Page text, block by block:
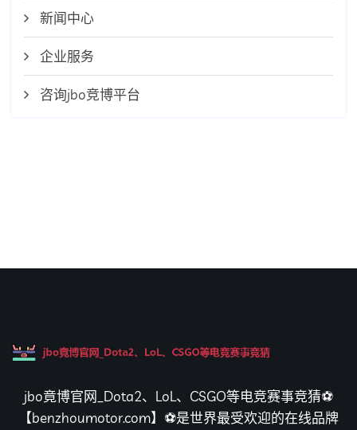
新闻中心
企业服务
咨询jbo竞博平台
jbo竟博官网_Dota2、LoL、CSGO等电竞赛事竞猜⚽️
【benzhoumotor.com】⚽️是世界最受欢迎的在线品牌